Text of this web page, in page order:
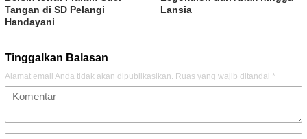
Tangan di SD Pelangi
Handayani
Lansia
Tinggalkan Balasan
Alamat email Anda tidak akan dipublikasikan. Ruas yang wajib ditandai *